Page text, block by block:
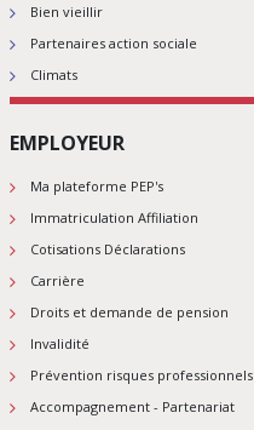
Bien vieillir
Partenaires action sociale
Climats
EMPLOYEUR
Ma plateforme PEP's
Immatriculation Affiliation
Cotisations Déclarations
Carrière
Droits et demande de pension
Invalidité
Prévention risques professionnels
Accompagnement - Partenariat